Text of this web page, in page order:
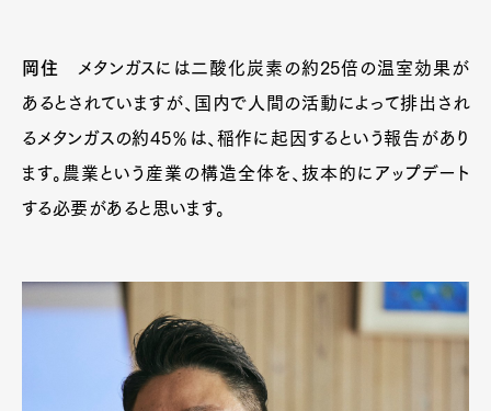
岡住
メタンガスには二酸化炭素の約25倍の温室効果が
あるとされていますが、国内で人間の活動によって排出され
るメタンガスの約45％は、稲作に起因するという報告があり
ます。農業という産業の構造全体を、抜本的にアップデート
する必要があると思います。